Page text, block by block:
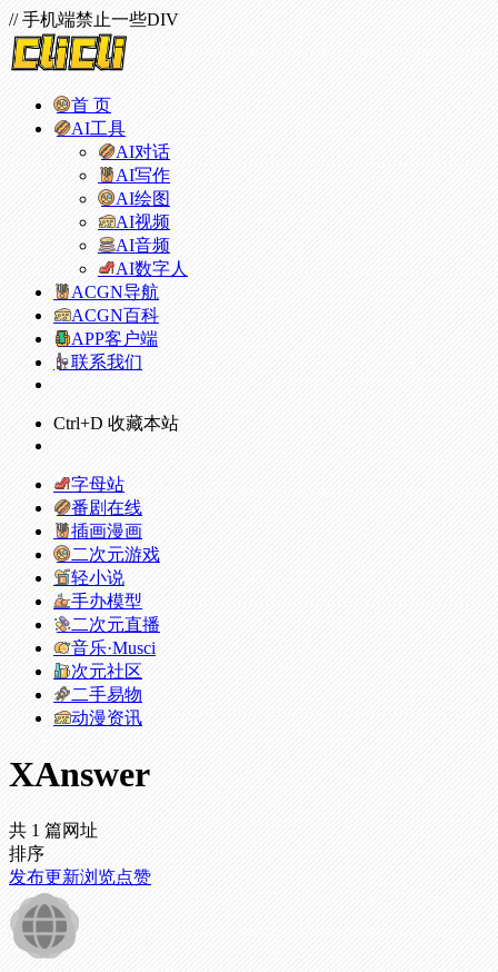
// 手机端禁止一些DIV
首 页
AI工具
AI对话
AI写作
AI绘图
AI视频
AI音频
AI数字人
ACGN导航
ACGN百科
APP客户端
联系我们
Ctrl+D 收藏本站
字母站
番剧在线
插画漫画
二次元游戏
轻小说
手办模型
二次元直播
音乐·Musci
次元社区
二手易物
动漫资讯
XAnswer
共 1 篇网址
排序
发布更新浏览点赞